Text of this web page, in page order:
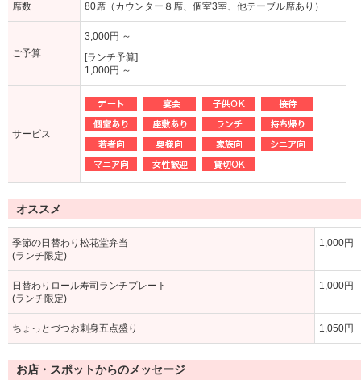
席数 80席（カウンター８席、個室3室、他テーブル席あり）
ご予算
3,000円 ～
[ランチ予算]
1,000円 ～
サービス
オススメ
季節の日替わり松花堂弁当
(ランチ限定)
1,000円
日替わりロール寿司ランチプレート
(ランチ限定)
1,000円
ちょっとづつお刺身五点盛り 1,050円
お店・スポットからのメッセージ